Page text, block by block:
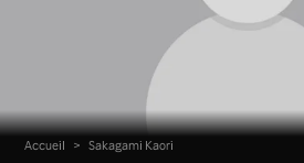
Accueil > Sakagami Kaori